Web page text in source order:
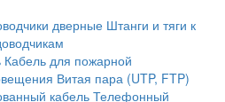
дверные Штанги и тяги к
Кабель для пожарной
Витая пара (UTP, FTP)
кабель Телефонный